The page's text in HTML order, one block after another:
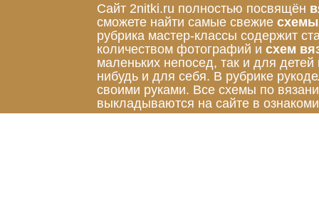
Сайт 2nitki.ru полностью посвящён
сможете найти самые свежие схемы
рубрика мастер-классы содержит
количеством фотографий и схем
маленьких непосед, так и для
нибудь и для себя. В рубрике
своими руками. Все схемы по
выкладываются на сайте в